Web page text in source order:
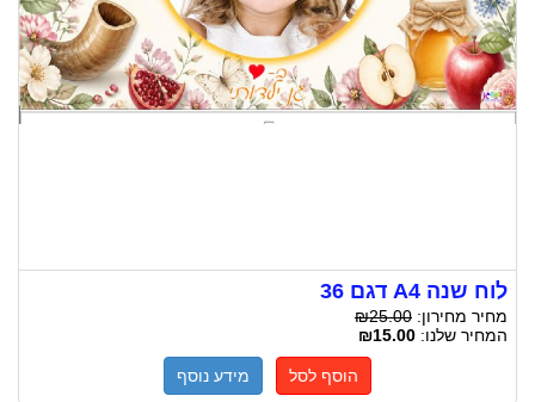
לוח שנה A4 דגם 36
מחיר מחירון: ₪25.00
המחיר שלנו: ₪15.00
הוסף לסל מידע נוסף